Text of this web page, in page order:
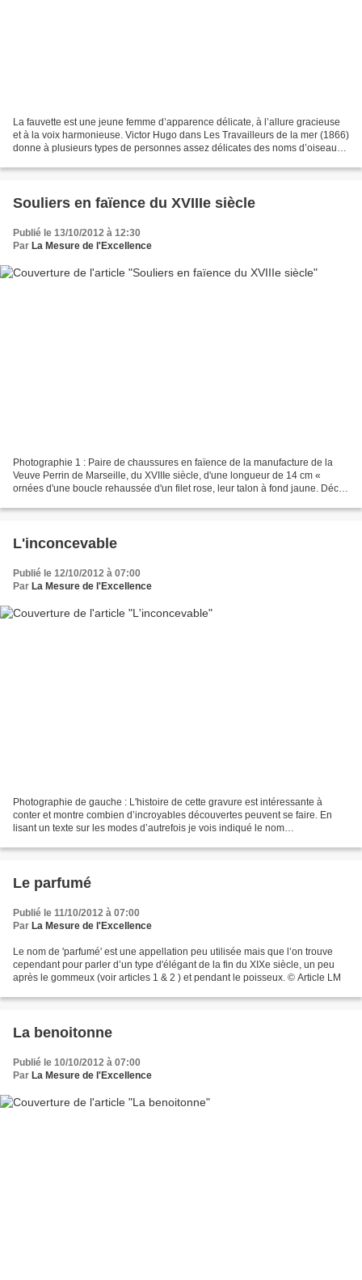
La fauvette est une jeune femme d’apparence délicate, à l’allure gracieuse
et à la voix harmonieuse. Victor Hugo dans Les Travailleurs de la mer (1866)
donne à plusieurs types de personnes assez délicates des noms d’oiseaux.
Souliers en faïence du XVIIIe siècle
Publié le 13/10/2012 à 12:30
Par La Mesure de l'Excellence
Photographie 1 : Paire de chaussures en faïence de la manufacture de la
Veuve Perrin de Marseille, du XVIIIe siècle, d'une longueur de 14 cm «
ornées d'une boucle rehaussée d'un filet rose, leur talon à fond jaune. Décor
L'inconcevable
Publié le 12/10/2012 à 07:00
Par La Mesure de l'Excellence
Photographie de gauche : L'histoire de cette gravure est intéressante à
conter et montre combien d’incroyables découvertes peuvent se faire. En
lisant un texte sur les modes d’autrefois je vois indiqué le nom
Le parfumé
Publié le 11/10/2012 à 07:00
Par La Mesure de l'Excellence
Le nom de 'parfumé' est une appellation peu utilisée mais que l’on trouve
cependant pour parler d’un type d'élégant de la fin du XIXe siècle, un peu
après le gommeux (voir articles 1 & 2 ) et pendant le poisseux. © Article LM
La benoitonne
Publié le 10/10/2012 à 07:00
Par La Mesure de l'Excellence